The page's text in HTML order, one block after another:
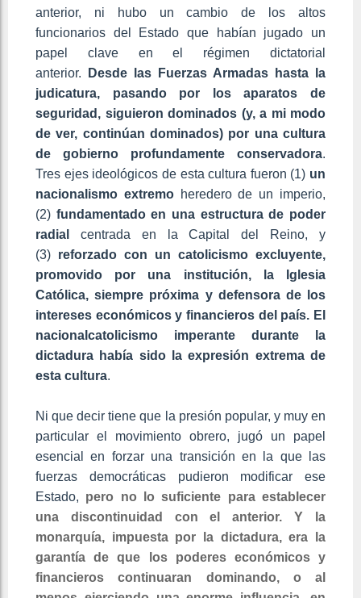
anterior, ni hubo un cambio de los altos
funcionarios del Estado que habían jugado un
papel clave en el régimen dictatorial
anterior.
Desde las Fuerzas Armadas hasta la
judicatura, pasando por los aparatos de
seguridad, siguieron dominados (y, a mi modo
de ver, continúan dominados) por una cultura
de gobierno profundamente conservadora.
Tres ejes ideológicos de esta cultura fueron (1) un
nacionalismo extremoheredero de un imperio,
(2) fundamentado en una estructura de poder
radial
centrada en la Capital del Reino, y
(3) reforzado con un catolicismo excluyente,
promovido por una institución, la Iglesia
Católica, siempre próxima y defensora de los
intereses económicos y financieros del país. El
nacionalcatolicismo imperante durante la
dictadura había sido la expresión extrema de
esta cultura.
Ni que decir tiene que la presión popular, y muy en
particular el movimiento obrero, jugó un papel
esencial en forzar una transición en la que las
fuerzas democráticas pudieron modificar ese
Estado, pero no lo suficiente para establecer
una discontinuidad con el anterior. Y la
monarquía, impuesta por la dictadura, era la
garantía de que los poderes económicos y
financieros continuaran dominando, o al